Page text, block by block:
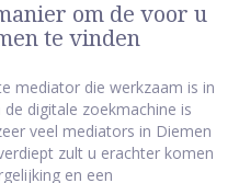
om de voor u
te vinden
mediator die werkzaam is in
de digitale zoekmachine is
veel mediators in Diemen
zult u erachter komen
en een